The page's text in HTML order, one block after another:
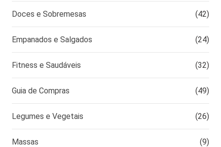
Doces e Sobremesas (42)
Empanados e Salgados (24)
Fitness e Saudáveis (32)
Guia de Compras (49)
Legumes e Vegetais (26)
Massas (9)